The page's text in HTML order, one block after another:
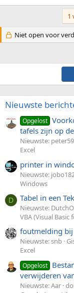
1
Niet open voor
Nieuwste
Opgelost
tafels zijn op
Nieuwste: peter59
Excel
printer in
Nieuwste:
Windows
D Tabel in een
Nieuwste:
VBA (Visual Basic
foutmelding bij
Nieuwste: snb
Excel
Opgelost
verwijderen
Nieuwste: Aar